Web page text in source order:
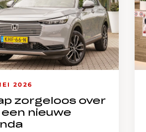
2026
zorgeloos over
een nieuwe